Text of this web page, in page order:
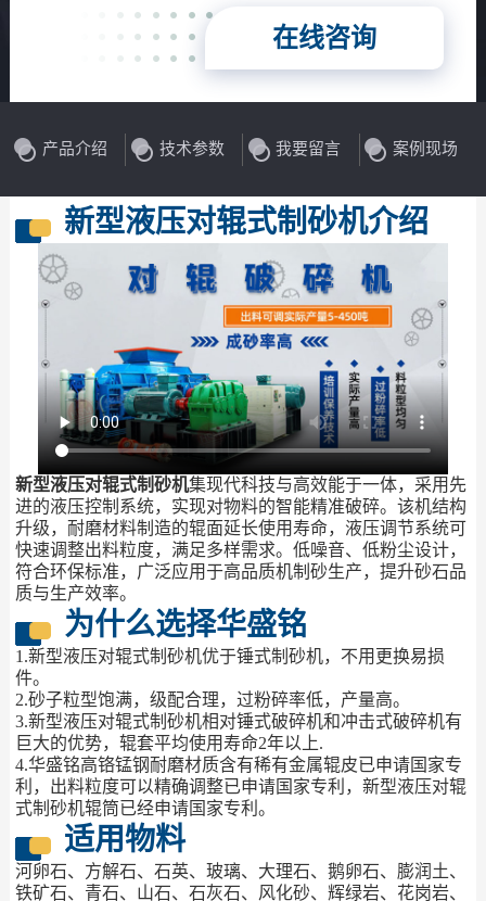
在线咨询
产品介绍 技术参数 我要留言 案例现场
新型液压对辊式制砂机介绍
新型液压对辊式制砂机集现代科技与高效能于一体，采用先
进的液压控制系统，实现对物料的智能精准破碎。该机结构
升级，耐磨材料制造的辊面延长使用寿命，液压调节系统可
快速调整出料粒度，满足多样需求。低噪音、低粉尘设计，
符合环保标准，广泛应用于高品质机制砂生产，提升砂石品
质与生产效率。
为什么选择华盛铭
1.新型液压对辊式制砂机优于锤式制砂机，不用更换易损
件。
2.砂子粒型饱满，级配合理，过粉碎率低，产量高。
3.新型液压对辊式制砂机相对锤式破碎机和冲击式破碎机有
巨大的优势，辊套平均使用寿命2年以上.
4.华盛铭高铬锰钢耐磨材质含有稀有金属辊皮已申请国家专
利，出料粒度可以精确调整已申请国家专利，新型液压对辊
式制砂机辊筒已经申请国家专利。
适用物料
河卵石、方解石、石英、玻璃、大理石、鹅卵石、膨润土、
铁矿石、青石、山石、石灰石、风化砂、辉绿岩、花岗岩、